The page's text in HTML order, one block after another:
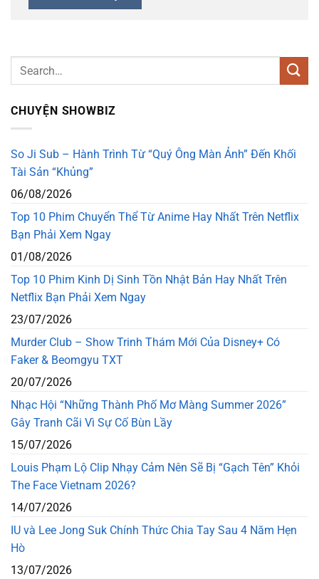
CHUYỆN SHOWBIZ
So Ji Sub – Hành Trình Từ “Quý Ông Màn Ảnh” Đến Khối
Tài Sản “Khủng”
06/08/2026
Top 10 Phim Chuyển Thể Từ Anime Hay Nhất Trên Netflix
Bạn Phải Xem Ngay
01/08/2026
Top 10 Phim Kinh Dị Sinh Tồn Nhật Bản Hay Nhất Trên
Netflix Bạn Phải Xem Ngay
23/07/2026
Murder Club – Show Trinh Thám Mới Của Disney+ Có
Faker & Beomgyu TXT
20/07/2026
Nhạc Hội “Những Thành Phố Mơ Màng Summer 2026”
Gây Tranh Cãi Vì Sự Cố Bùn Lầy
15/07/2026
Louis Phạm Lộ Clip Nhạy Cảm Nên Sẽ Bị “Gạch Tên” Khỏi
The Face Vietnam 2026?
14/07/2026
IU và Lee Jong Suk Chính Thức Chia Tay Sau 4 Năm Hẹn
Hò
13/07/2026